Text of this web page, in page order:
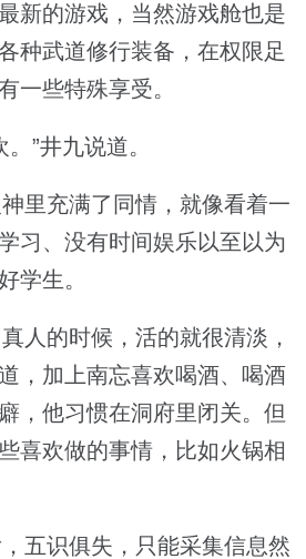
新的游戏，当然游戏舱也是
种武道修行装备，在权限足
一些特殊享受。
”井九说道。
里充满了同情，就像看着一
习、没有时间娱乐以至以为
学生。
人的时候，活的就很清淡，
，加上南忘喜欢喝酒、喝酒
，他习惯在洞府里闭关。但
喜欢做的事情，比如火锅相
五识俱失，只能采集信息然